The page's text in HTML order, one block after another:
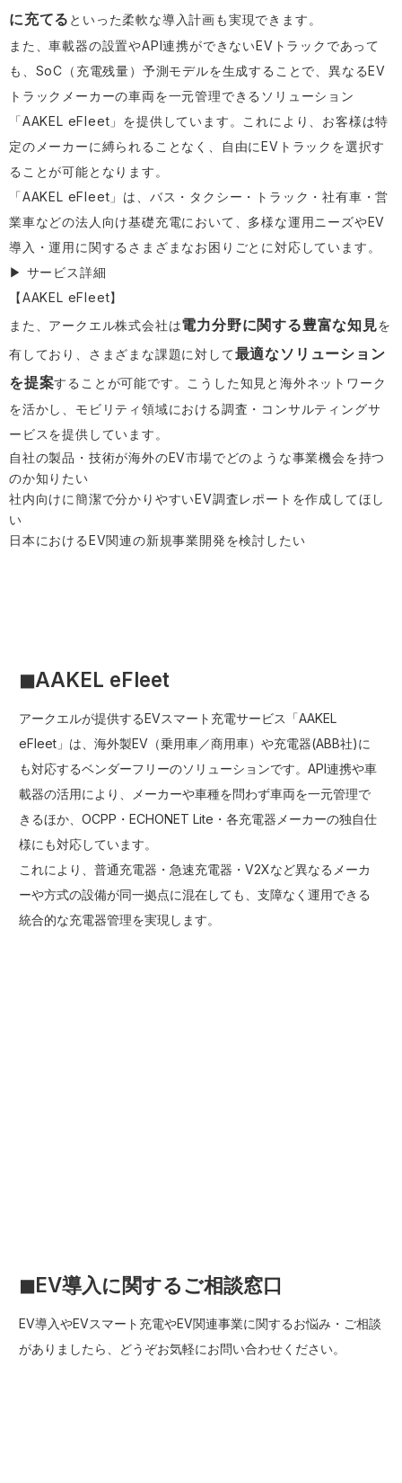
に充てる といった柔軟な導入計画も実現できます。
また、車載器の設置やAPI連携ができないEVトラックであって
も、SoC（充電残量）予測モデルを生成することで、異なるEV
トラックメーカーの車両を一元管理できるソリューション
「AAKEL eFleet」を提供しています。これにより、お客様は特
定のメーカーに縛られることなく、自由にEVトラックを選択す
ることが可能となります。
「AAKEL eFleet」は、バス・タクシー・トラック・社有車・営
業車などの法人向け基礎充電において、多様な運用ニーズやEV
導入・運用に関するさまざまなお困りごとに対応しています。
▶ サービス詳細
【AAKEL eFleet】
また、アークエル株式会社は電力分野に関する豊富な知見を
有しており、さまざまな課題に対して最適なソリューション
を提案することが可能です。こうした知見と海外ネットワーク
を活かし、モビリティ領域における調査・コンサルティングサ
ービスを提供しています。
自社の製品・技術が海外のEV市場でどのような事業機会を持つ
のか知りたい
社内向けに簡潔で分かりやすいEV調査レポートを作成してほし
い
日本におけるEV関連の新規事業開発を検討したい
◼︎AAKEL eFleet
アークエルが提供するEVスマート充電サービス「AAKEL
eFleet」は、海外製EV（乗用車／商用車）や充電器(ABB社)に
も対応するベンダーフリーのソリューションです。API連携や車
載器の活用により、メーカーや車種を問わず車両を一元管理で
きるほか、OCPP・ECHONET Lite・各充電器メーカーの独自仕
様にも対応しています。
これにより、普通充電器・急速充電器・V2Xなど異なるメーカ
ーや方式の設備が同一拠点に混在しても、支障なく運用できる
統合的な充電器管理を実現します。
◼︎EV導入に関するご相談窓口
EV導入やEVスマート充電やEV関連事業に関するお悩み・ご相談
がありましたら、どうぞお気軽にお問い合わせください。